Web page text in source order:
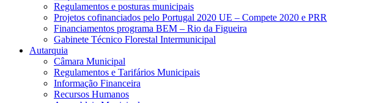
Regulamentos e posturas municipais
Projetos cofinanciados pelo Portugal 2020 UE – Compete 2020 e PRR
Financiamentos programa BEM – Rio da Figueira
Gabinete Técnico Florestal Intermunicipal
Autarquia
Câmara Municipal
Regulamentos e Tarifários Municipais
Informação Financeira
Recursos Humanos